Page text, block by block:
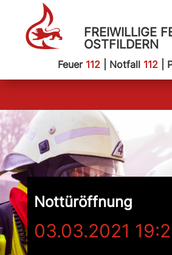
FREIWILLIGE
OSTFILDERN
Feuer 112| Notfall 112|
Nottüröffnung
03.03.2021